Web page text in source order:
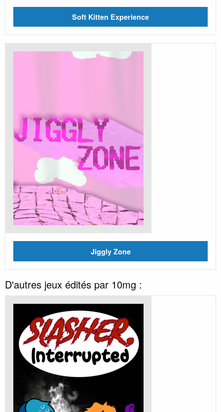
Soft Kitten Experience
Jiggly Zone
D'autres jeux édités par 10mg :